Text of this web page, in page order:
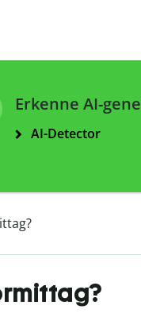
Erkenne AI-
AI-Detector